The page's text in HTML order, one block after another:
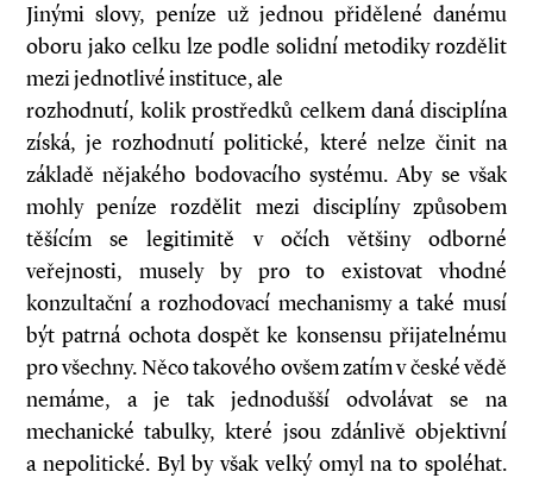
Jinými slovy, peníze už jednou přidělené danému
oboru jako celku lze podle solidní metodiky rozdělit
mezi jednotlivé instituce, ale
rozhodnutí, kolik prostředků celkem daná disciplína
získá, je rozhodnutí politické, které nelze činit na
základě nějakého bodovacího systému. Aby se však
mohly peníze rozdělit mezi disciplíny způsobem
těšícím se legitimitě v očích většiny odborné
veřejnosti, musely by pro to existovat vhodné
konzultační a rozhodovací mechanismy a také musí
být patrná ochota dospět ke konsensu přijatelnému
pro všechny. Něco takového ovšem zatím v české vědě
nemáme, a je tak jednodušší odvolávat se na
mechanické tabulky, které jsou zdánlivě objektivní
a nepolitické. Byl by však velký omyl na to spoléhat.